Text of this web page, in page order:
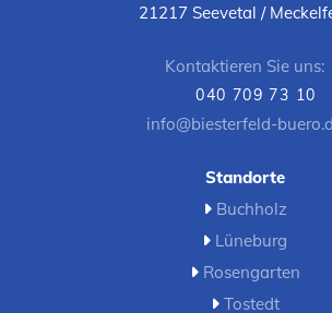
21217 Seevetal /
Kontaktieren Sie uns:
040 709 73 10
info@biesterfeld-
Standorte
 Buchholz
 Lüneburg
 Rosengarten
 Tostedt